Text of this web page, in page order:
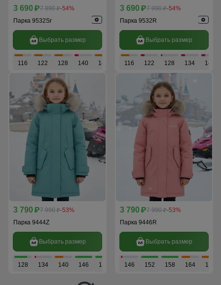
3 690 p7 990 p-54%
Парка 9532Sr
Выбрать размер
116 122 128 140 146
3 690 p7 990 p-54%
Парка 9532R
Выбрать размер
116 122 128 134 140
3 790 p7 990 p-53%
Парка 9444Z
Выбрать размер
128 134 140 146 152 158
3 790 p7 990 p-53%
Парка 9446R
Выбрать размер
146 152 158 164 170